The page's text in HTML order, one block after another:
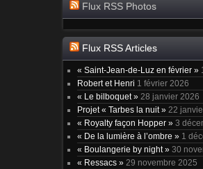
Flux RSS Photos
Flux RSS Articles
« Saint-Jean-de-Luz en février »
Robert et Henri 1 février 2026
« Le bilboquet » 28 janvier 2026
Projet « Tarbes la nuit » 22
« Royalty façon Hopper » 3
« De la lumière à l’ombre » 1
« Boulangerie by night » 30
« Ressacs » 29 novembre 2025